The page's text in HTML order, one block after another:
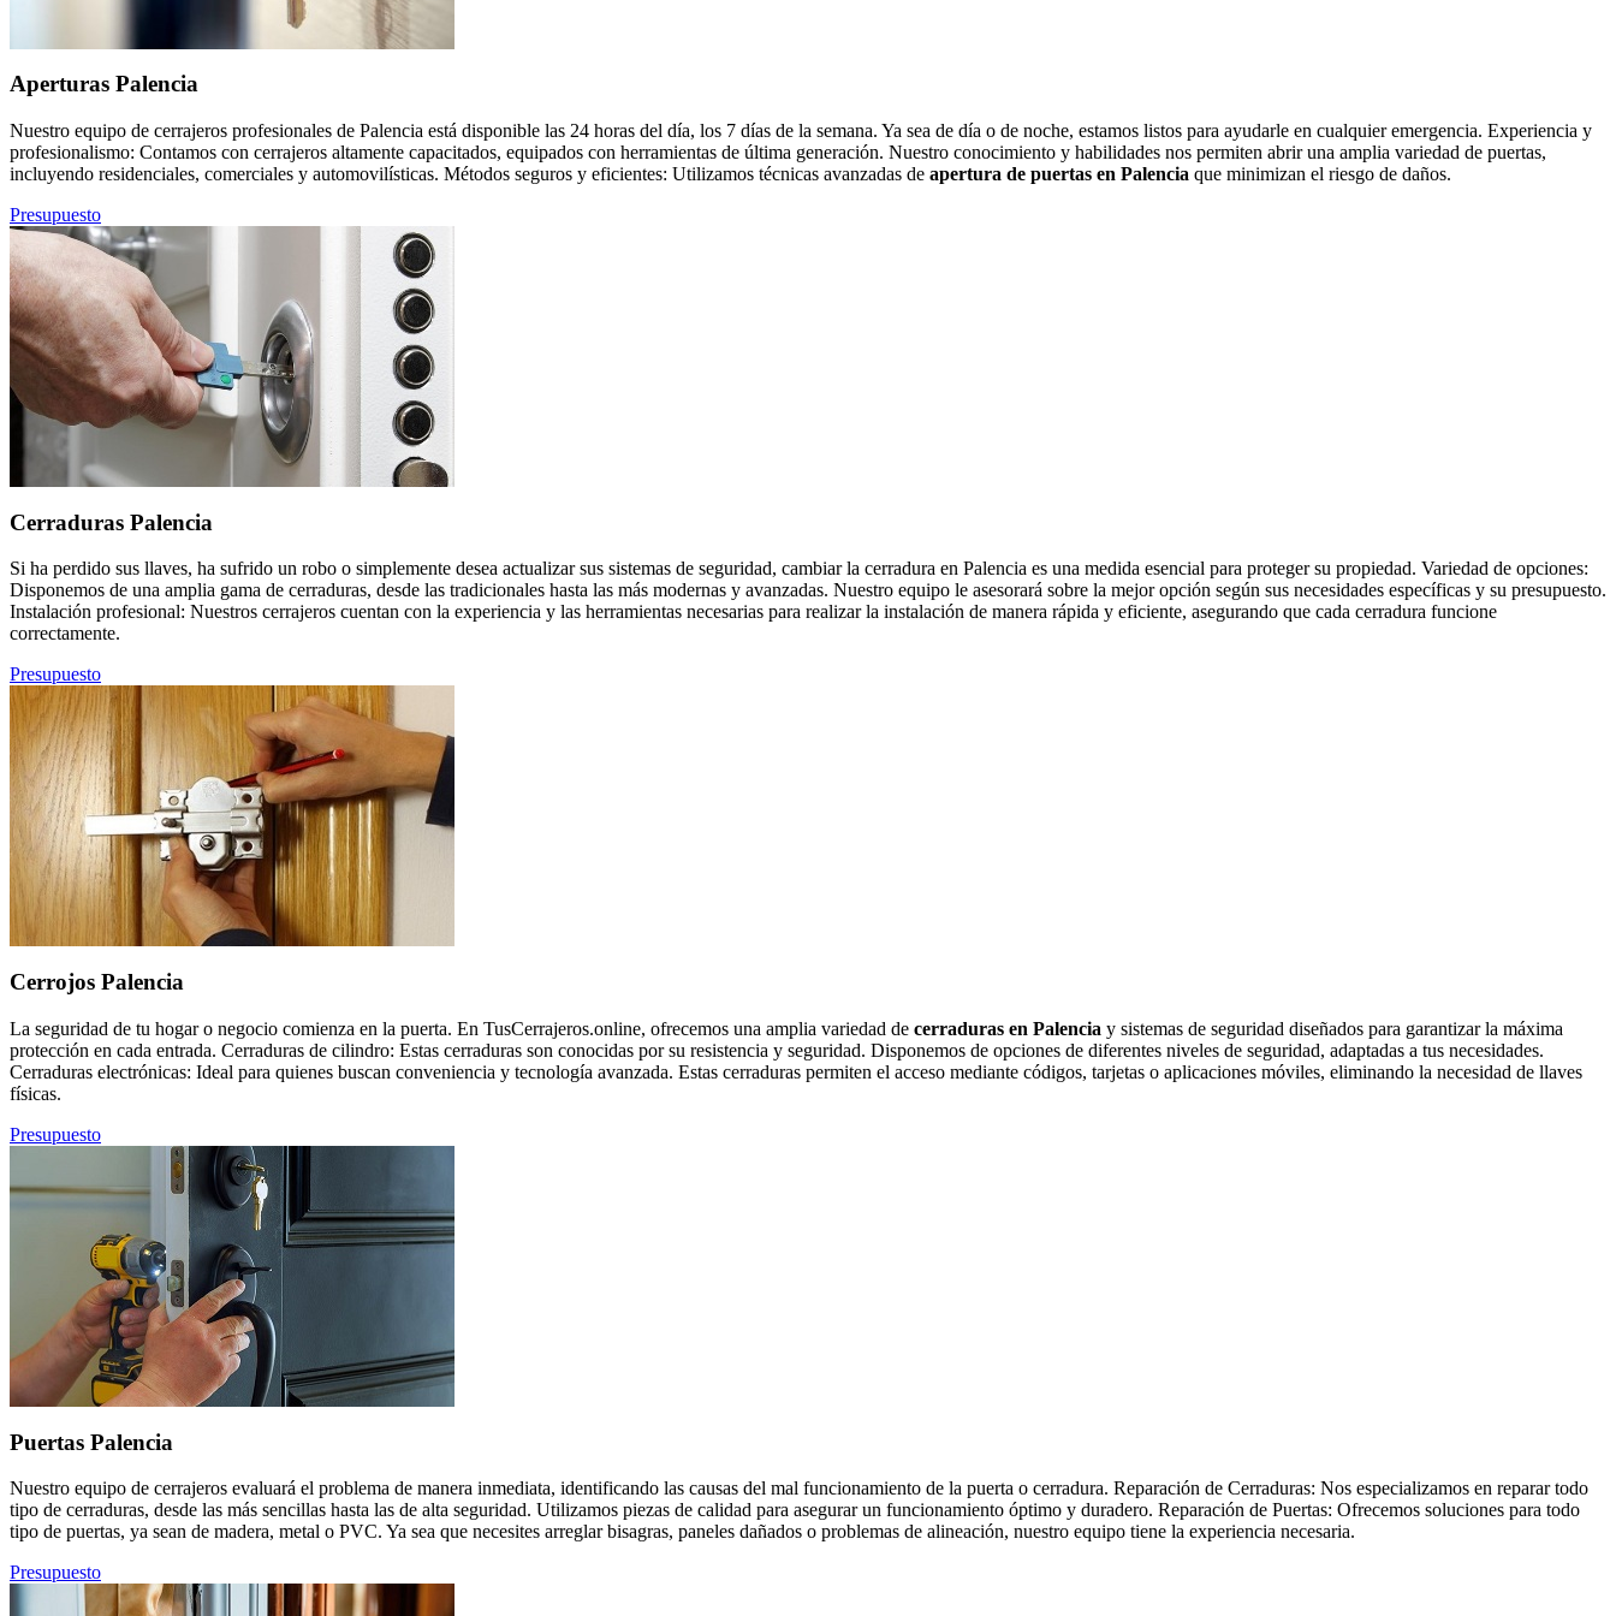
Aperturas Palencia
Nuestro equipo de cerrajeros profesionales de Palencia está disponible las 24 horas del día, los 7 días de la semana. Ya sea de día o de noche, estamos listos para ayudarle en cualquier emergencia. Experiencia y
profesionalismo: Contamos con cerrajeros altamente capacitados, equipados con herramientas de última generación. Nuestro conocimiento y habilidades nos permiten abrir una amplia variedad de puertas,
incluyendo residenciales, comerciales y automovilísticas. Métodos seguros y eficientes: Utilizamos técnicas avanzadas de apertura de puertas en Palencia que minimizan el riesgo de daños.
Presupuesto
Cerraduras Palencia
Si ha perdido sus llaves, ha sufrido un robo o simplemente desea actualizar sus sistemas de seguridad, cambiar la cerradura en Palencia es una medida esencial para proteger su propiedad. Variedad de opciones:
Disponemos de una amplia gama de cerraduras, desde las tradicionales hasta las más modernas y avanzadas. Nuestro equipo le asesorará sobre la mejor opción según sus necesidades específicas y su presupuesto.
Instalación profesional: Nuestros cerrajeros cuentan con la experiencia y las herramientas necesarias para realizar la instalación de manera rápida y eficiente, asegurando que cada cerradura funcione
correctamente.
Presupuesto
Cerrojos Palencia
La seguridad de tu hogar o negocio comienza en la puerta. En TusCerrajeros.online, ofrecemos una amplia variedad de cerraduras en Palencia y sistemas de seguridad diseñados para garantizar la máxima
protección en cada entrada. Cerraduras de cilindro: Estas cerraduras son conocidas por su resistencia y seguridad. Disponemos de opciones de diferentes niveles de seguridad, adaptadas a tus necesidades.
Cerraduras electrónicas: Ideal para quienes buscan conveniencia y tecnología avanzada. Estas cerraduras permiten el acceso mediante códigos, tarjetas o aplicaciones móviles, eliminando la necesidad de llaves
físicas.
Presupuesto
Puertas Palencia
Nuestro equipo de cerrajeros evaluará el problema de manera inmediata, identificando las causas del mal funcionamiento de la puerta o cerradura. Reparación de Cerraduras: Nos especializamos en reparar todo
tipo de cerraduras, desde las más sencillas hasta las de alta seguridad. Utilizamos piezas de calidad para asegurar un funcionamiento óptimo y duradero. Reparación de Puertas: Ofrecemos soluciones para todo
tipo de puertas, ya sean de madera, metal o PVC. Ya sea que necesites arreglar bisagras, paneles dañados o problemas de alineación, nuestro equipo tiene la experiencia necesaria.
Presupuesto